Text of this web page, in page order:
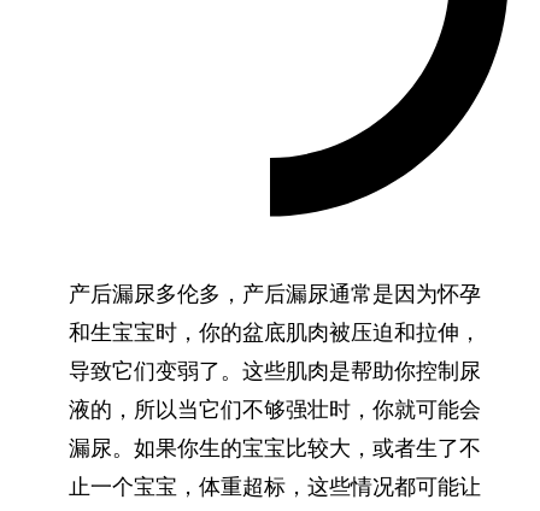
产后漏尿多伦多，产后漏尿通常是因为怀孕
和生宝宝时，你的盆底肌肉被压迫和拉伸，
导致它们变弱了。这些肌肉是帮助你控制尿
液的，所以当它们不够强壮时，你就可能会
漏尿。如果你生的宝宝比较大，或者生了不
止一个宝宝，体重超标，这些情况都可能让